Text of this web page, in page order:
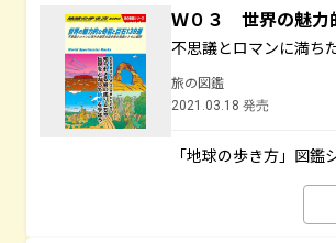
Ｗ０３ 世界の魅力
不思議とロマンに満ち
旅の図鑑
2021.03.18 発売
「地球の歩き方」図